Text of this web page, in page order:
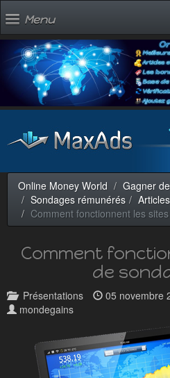
Menu
Online Money World
Gagner
Sondages rémunérés
Articles
Comment fonctionnent les
Comment
de
Présentations
05 novembre
mondegains